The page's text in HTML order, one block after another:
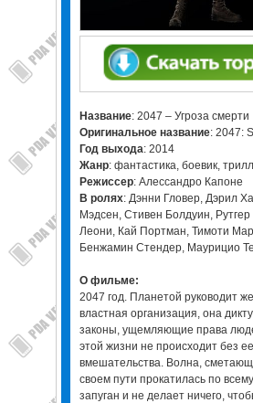
Название: 2047 – Угроза смерти
Оригинальное название: 2047:
Год выхода: 2014
Жанр: фантастика, боевик,
Режиссер: Алессандро Капоне
В ролях: Дэнни Гловер, Дэрил
Мэдсен, Стивен Болдуин,
Леони, Кай Портман, Тимоти
Бенжамин Стендер, Маурицио
О фильме:
2047 год. Планетой руководит
властная организация, она
законы, ущемляющие права
этой жизни не происходит без ее
вмешательства. Волна,
своем пути прокатилась по
запуган и не делает ничего,